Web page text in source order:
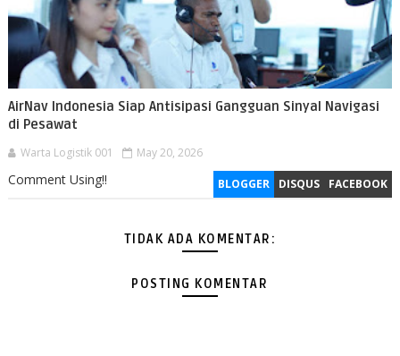
AirNav Indonesia Siap Antisipasi Gangguan Sinyal Navigasi
di Pesawat
Warta Logistik 001 May 20, 2026
BLOGGER DISQUS FACEBOOK
Comment Using!!
TIDAK ADA KOMENTAR:
POSTING KOMENTAR